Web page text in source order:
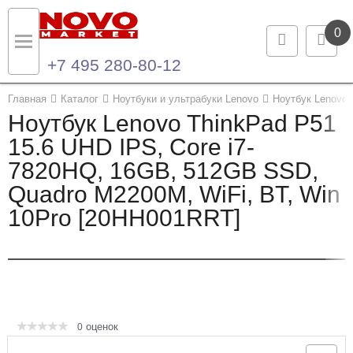
0
+7 495 280-80-12
Главная Каталог Ноутбуки и ультрабуки Lenovo Ноутбук Lenovo
Ноутбук Lenovo ThinkPad P51
15.6 UHD IPS, Core i7-
7820HQ, 16GB, 512GB SSD,
Quadro M2200M, WiFi, BT, Win
10Pro [20HH001RRT]
0 оценок
Назад
Каталог продукции
Ноутбуки и ультрабуки
Компьютеры
Назад
Контакты
Контактная информация